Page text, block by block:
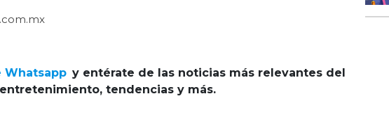
Whatsapp y entérate de las noticias más relevantes del
tendencias y más.